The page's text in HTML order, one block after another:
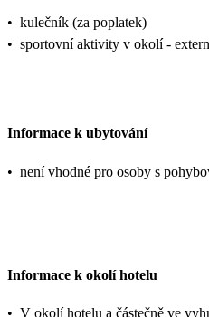
• kulečník (za poplatek)
• sportovní aktivity v okolí -
Informace k ubytování
• není vhodné pro osoby s
Informace k okolí hotelu
• V okolí hotelu a částečně ve